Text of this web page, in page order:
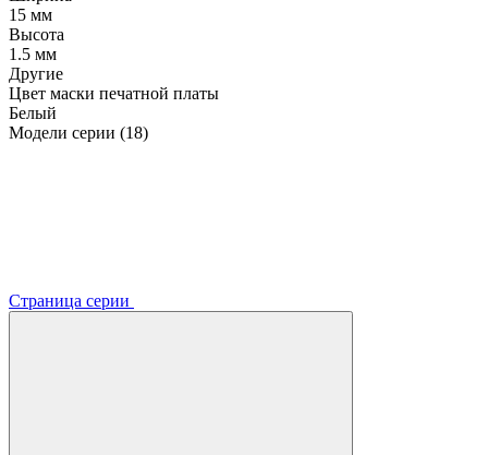
15 мм
Высота
1.5 мм
Другие
Цвет маски печатной платы
Белый
Модели серии (18)
Страница серии